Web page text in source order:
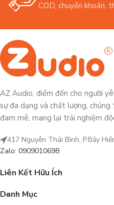
COD, chuyển khoản,
AZ Audio, điểm đến cho người
sự đa dạng và chất lượng,
đam mê, mang lại trải nghiệm
417 Nguyễn Thái Bình, P.Bảy
Zalo: 0909010698
Liên Kết Hữu Ích
Danh Mục